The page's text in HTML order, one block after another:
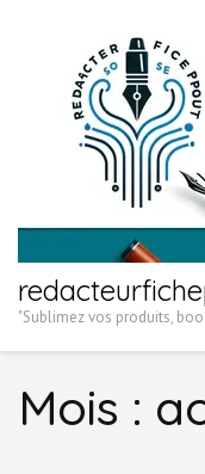
"Sublimez vos produits,
Mois :